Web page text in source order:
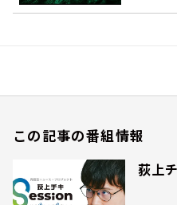
この記事の番組情報
荻上